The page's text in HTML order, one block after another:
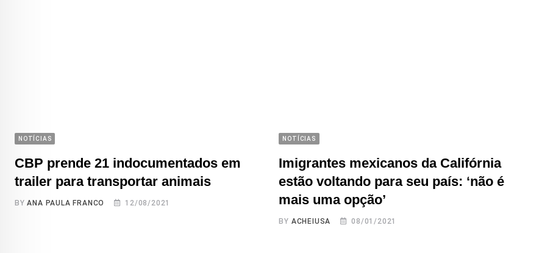
NOTÍCIAS
CBP prende 21 indocumentados em
trailer para transportar animais
BYANA PAULA FRANCO 12/08/2021
NOTÍCIAS
Imigrantes mexicanos da Califórnia
estão voltando para seu país: ‘não é
mais uma opção’
BY ACHEIUSA 08/01/2021